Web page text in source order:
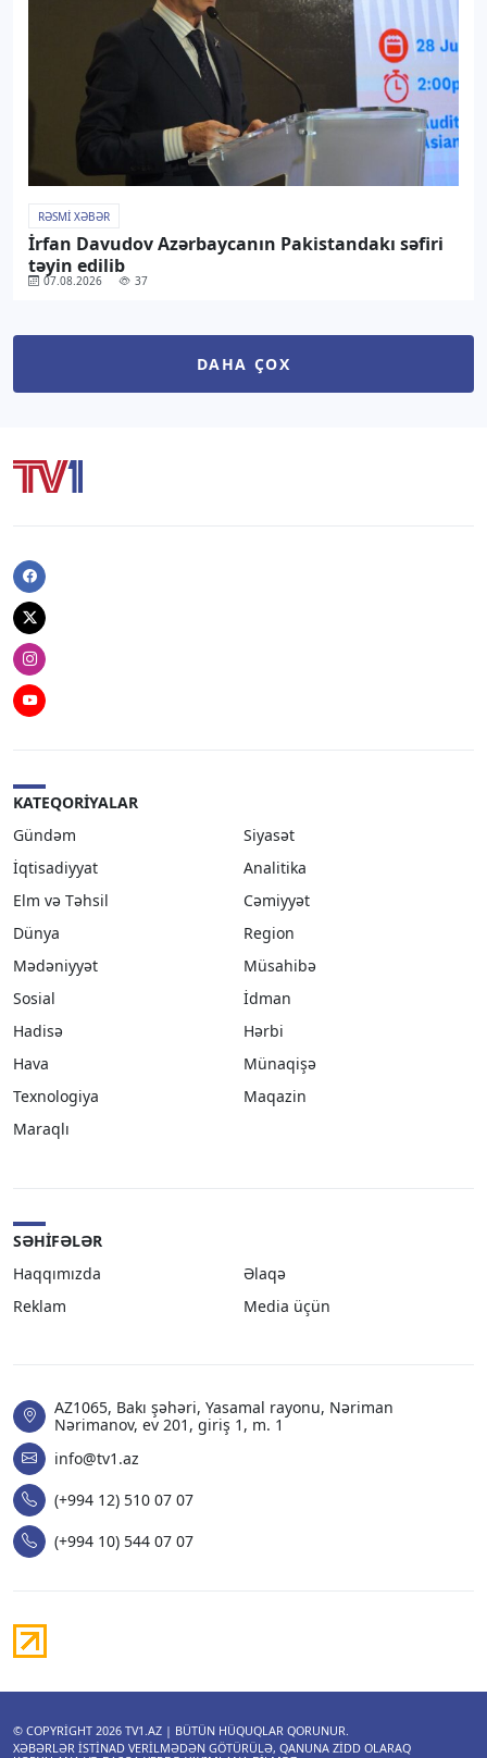
RƏSMI XƏBƏR
İrfan Davudov Azərbaycanın Pakistandakı səfiri
təyin edilib
07.08.2026 37
DAHA ÇOX
Facebook
Twitter
Instagram
Youtube
KATEQORIYALAR
Gündəm
Siyasət
İqtisadiyyat
Analitika
Elm və Təhsil
Cəmiyyət
Dünya
Region
Mədəniyyət
Müsahibə
Sosial
İdman
Hadisə
Hərbi
Hava
Münaqişə
Texnologiya
Maqazin
Maraqlı
SƏHIFƏLƏR
Haqqımızda
Əlaqə
Reklam
Media üçün
AZ1065, Bakı şəhəri, Yasamal rayonu, Nəriman
Nərimanov, ev 201, giriş 1, m. 1
info@tv1.az
(+994 12) 510 07 07
(+994 10) 544 07 07
© COPYRIGHT 2026 TV1.AZ | BÜTÜN HÜQUQLAR QORUNUR.
XƏBƏRLƏR ISTINAD VERILMƏDƏN GÖTÜRÜLƏ, QANUNA ZIDD OLARAQ